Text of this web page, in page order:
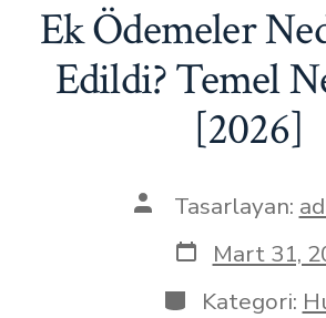
Ek Ödemeler
Edildi? Temel
[2026]
YazınınTasarlayan:
Yazı
tarihi
Mart 31,
Kategoriler
Kategori: